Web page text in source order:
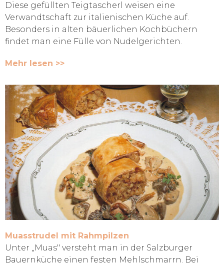
Diese gefüllten Teigtascherl weisen eine
Verwandtschaft zur italienischen Küche auf.
Besonders in alten bäuerlichen Kochbüchern
findet man eine Fülle von Nudelgerichten.
Mehr lesen >>
Muasstrudel mit Rahmpilzen
Unter „Muas" versteht man in der Salzburger
Bauernküche einen festen Mehlschmarrn. Bei